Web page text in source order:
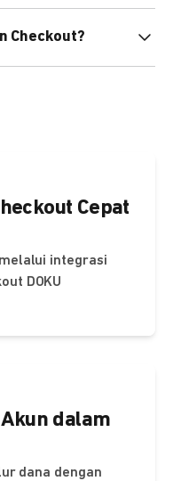
Anda. Pelajari
Checkout?
Cepat
integrasi
DOKU
dalam
dana dengan